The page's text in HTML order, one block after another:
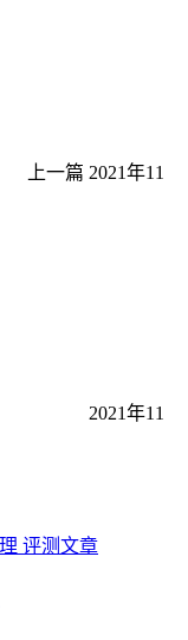
上一篇 2021年11
2021年11
评测文章